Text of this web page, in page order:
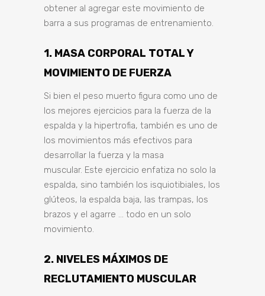
obtener al agregar este movimiento de
barra a sus programas de entrenamiento.
1. MASA CORPORAL TOTAL Y
MOVIMIENTO DE FUERZA
Si bien el peso muerto figura como uno de
los mejores ejercicios para la fuerza de la
espalda y la hipertrofia, también es uno de
los movimientos más efectivos para
desarrollar la fuerza y ​​la masa
muscular. Este ejercicio enfatiza no solo la
espalda, sino también los isquiotibiales, los
glúteos, la espalda baja, las trampas, los
brazos y el agarre … todo en un solo
movimiento.
2. NIVELES MÁXIMOS DE
RECLUTAMIENTO MUSCULAR